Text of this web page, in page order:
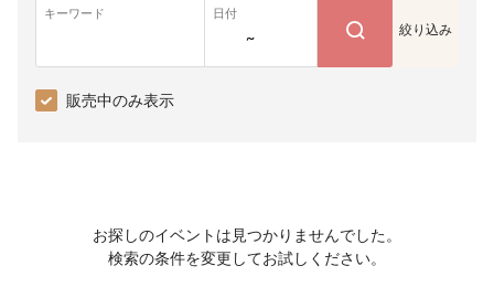
キーワード 日付
~ 絞り込み
販売中のみ表示
お探しのイベントは見つかりませんでした。
検索の条件を変更してお試しください。